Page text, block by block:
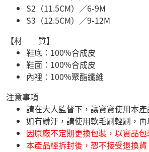
S2（11.5CM）／6-9M
S3（12.5CM）／9-12M
【材 質】
鞋底：100%合成皮
鞋面：100%合成皮
內裡：100%聚酯纖維
注意事項
請在大人監督下，讓寶寶使用本產
如有髒汙，請使用軟毛刷輕刷，再
因原廠不定期更換包裝，以實品包
本產品經拆封後，恕不接受退換貨